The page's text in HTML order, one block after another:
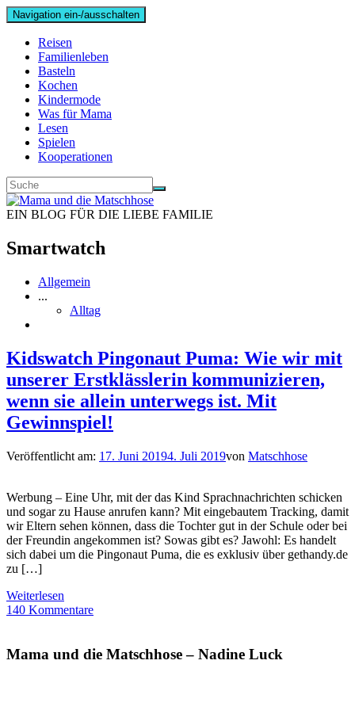
Navigation ein-/ausschalten
Reisen
Familienleben
Basteln
Kochen
Kindermode
Was für Mama
Lesen
Spielen
Kooperationen
EIN BLOG FÜR DIE LIEBE FAMILIE
Smartwatch
Allgemein
...
Alltag
Kidswatch Pingonaut Puma: Wie wir mit
unserer Erstklässlerin kommunizieren,
wenn sie allein unterwegs ist. Mit
Gewinnspiel!
Veröffentlicht am: 17. Juni 20194. Juli 2019von Matschhose
Werbung – Eine Uhr, mit der das Kind Sprachnachrichten schicken
und sogar zu Hause anrufen kann? Mit eingebautem Tracking, damit
wir Eltern sehen können, dass die Tochter gut in der Schule oder bei
der Freundin angekommen ist? Sowas gibt es? Jawohl: Es handelt
sich dabei um die Pingonaut Puma, die es exklusiv über gethandy.de
zu […]
Weiterlesen
140 Kommentare
Mama und die Matschhose – Nadine Luck